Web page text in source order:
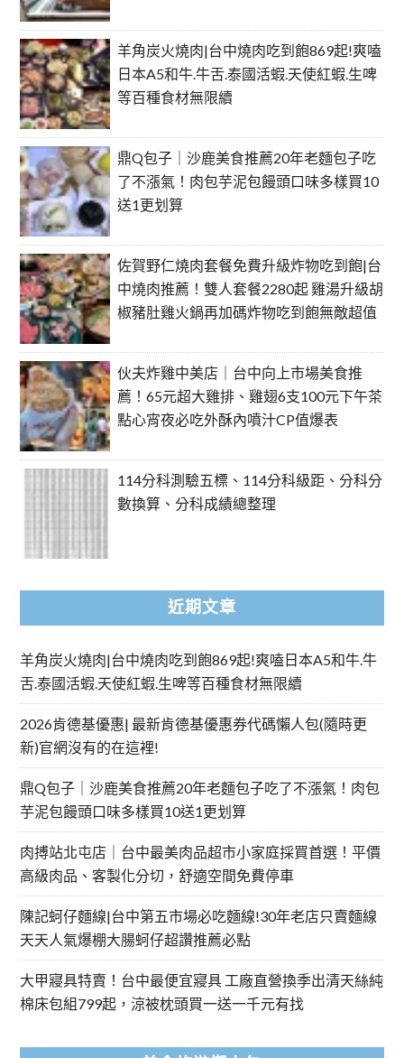
羊角炭火燒肉|台中燒肉吃到飽869起!爽嗑
日本A5和牛.牛舌.泰國活蝦.天使紅蝦.生啤
等百種食材無限續
鼎Q包子｜沙鹿美食推薦20年老麵包子吃
了不漲氣！肉包芋泥包饅頭口味多樣買10
送1更划算
佐賀野仁燒肉套餐免費升級炸物吃到飽|台
中燒肉推薦！雙人套餐2280起 雞湯升級胡
椒豬肚雞火鍋再加碼炸物吃到飽無敵超值
伙夫炸雞中美店｜台中向上市場美食推
薦！65元超大雞排、雞翅6支100元下午茶
點心宵夜必吃外酥內噴汁CP值爆表
114分科測驗五標、114分科級距、分科分
數換算、分科成績總整理
近期文章
羊角炭火燒肉|台中燒肉吃到飽869起!爽嗑日本A5和牛.牛
舌.泰國活蝦.天使紅蝦.生啤等百種食材無限續
2026肯德基優惠| 最新肯德基優惠券代碼懶人包(隨時更
新)官網沒有的在這裡!
鼎Q包子｜沙鹿美食推薦20年老麵包子吃了不漲氣！肉包
芋泥包饅頭口味多樣買10送1更划算
肉搏站北屯店｜台中最美肉品超市小家庭採買首選！平價
高級肉品、客製化分切，舒適空間免費停車
陳記蚵仔麵線|台中第五市場必吃麵線!30年老店只賣麵線
天天人氣爆棚大腸蚵仔超讚推薦必點
大甲寢具特賣！台中最便宜寢具 工廠直營換季出清天絲純
棉床包組799起，涼被枕頭買一送一千元有找